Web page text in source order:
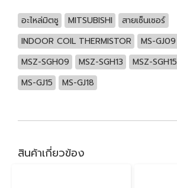
อะไหล่มิตซู MITSUBISHI
สายเซ็นเซอร์
INDOOR COIL THERMISTOR
MS-GJ09
MSZ-SGH09
MSZ-SGH13 MSZ-SGH15
MS-GJ15
MS-GJ18
สินค้าเกี่ยวข้อง